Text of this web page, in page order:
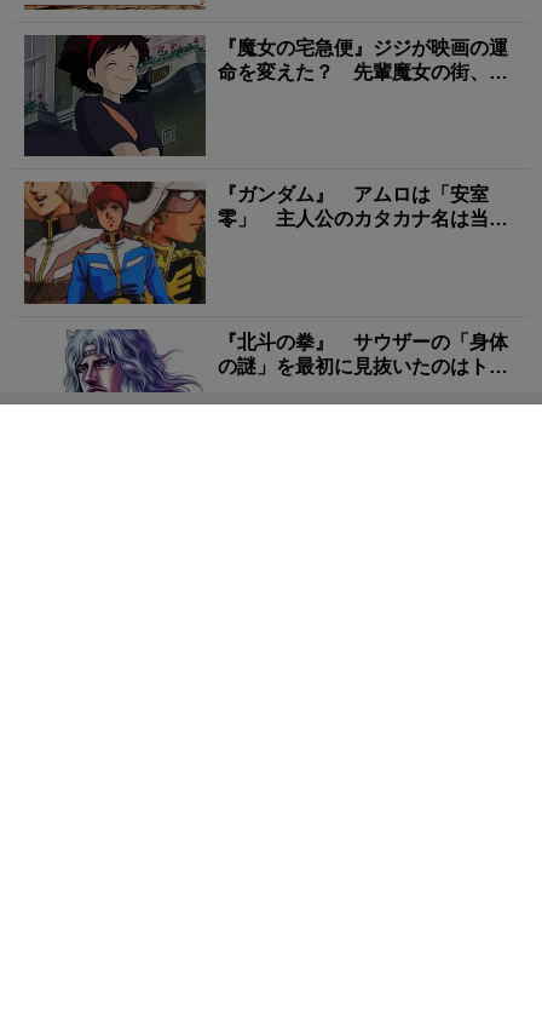
『魔女の宅急便』ジジが映画の運
命を変えた？ 先輩魔女の街、ジ
『ガンダム』 アムロは「安室
零」 主人公のカタカナ名は当時
『北斗の拳』 サウザーの「身体
の謎」を最初に見抜いたのはトキ